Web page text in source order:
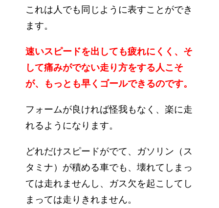
これは人でも同じように表すことができ
ます。
速いスピードを出しても疲れにくく、そ
して痛みがでない走り方をする人こそ
が、もっとも早くゴールできるのです。
フォームが良ければ怪我もなく、楽に走
れるようになります。
どれだけスピードがでて、ガソリン（ス
タミナ）が積める車でも、壊れてしまっ
ては走れませんし、ガス欠を起こしてし
まっては走りきれません。